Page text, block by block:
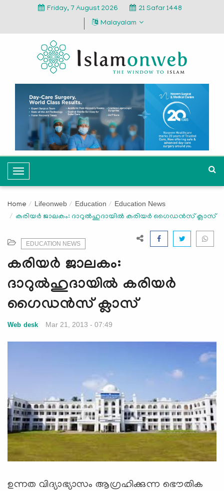
Friday, 7 August 2026
21 Safar 1448
Malayalam
T
o
g
l
v
i
a
i
o
Home Lifeonweb Education Education News
കരിയര്‍ ജാലകം: ദാറുല്‍ഹുദായില്‍ കരിയര്‍ ഗൈഡന്‍സ് ക്ലാസ്
EDUCATION NEWS
കരിയര്‍ ജാലകം:
ദാറുല്‍ഹുദായില്‍ കരിയര്‍
ഗൈഡന്‍സ് ക്ലാസ്
Web desk Mar 21, 2013 - 07:49
ഉന്നത വിദ്യാഭ്യാസം ആഗ്രഹിക്കുന്ന ഭൌതിക